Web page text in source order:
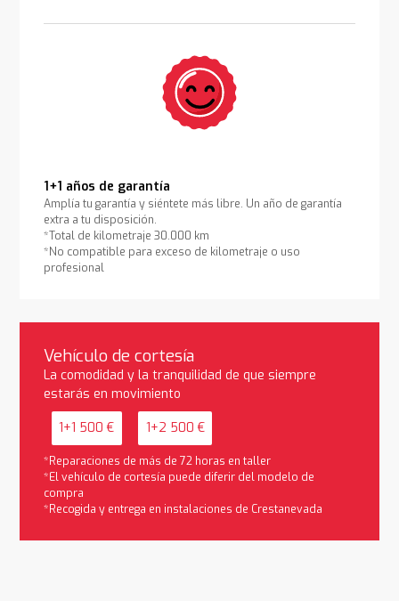
1+1 años de garantía
Amplía tu garantía y siéntete más libre. Un año de garantía
extra a tu disposición.
*Total de kilometraje 30.000 km
*No compatible para exceso de kilometraje o uso
profesional
Vehículo de cortesía
La comodidad y la tranquilidad de que siempre
estarás en movimiento
1+1 500 € 1+2 500 €
*Reparaciones de más de 72 horas en taller
*El vehículo de cortesía puede diferir del modelo de
compra
*Recogida y entrega en instalaciones de Crestanevada